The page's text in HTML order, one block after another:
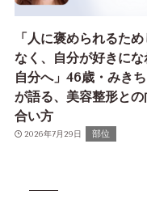
「人に褒められるた
なく、自分が好きにな
自分へ」46歳・みき
が語る、美容整形との
合い方
2026年7月29日 部位